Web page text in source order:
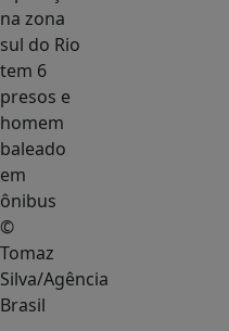
©
Tomaz
Silva/Agência
Brasil